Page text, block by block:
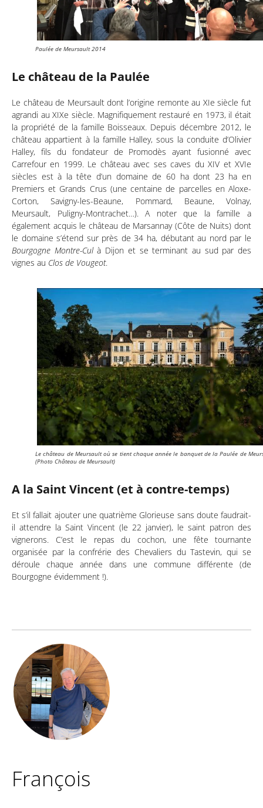
Paulée de Meursault 2014
Le château de la Paulée
Le château de Meursault dont l’origine remonte au XIe siècle fut
agrandi au XIXe siècle. Magnifiquement restauré en 1973, il était
la propriété de la famille Boisseaux. Depuis décembre 2012, le
château appartient à la famille Halley, sous la conduite d’Olivier
Halley, fils du fondateur de Promodès ayant fusionné avec
Carrefour en 1999. Le château avec ses caves du XIV et XVIe
siècles est à la tête d’un domaine de 60 ha dont 23 ha en
Premiers et Grands Crus (une centaine de parcelles en Aloxe-
Corton, Savigny-les-Beaune, Pommard, Beaune, Volnay,
Meursault, Puligny-Montrachet…). A noter que la famille a
également acquis le château de Marsannay (Côte de Nuits) dont
le domaine s’étend sur près de 34 ha, débutant au nord par le
Bourgogne Montre-Culà Dijon et se terminant au sud par des
vignes au Clos de Vougeot.
Le château de Meursault où se tient chaque année le banquet de la Paulée de
(Photo Château de Meursault)
A la Saint Vincent (et à contre-temps)
Et s’il fallait ajouter une quatrième Glorieuse sans doute faudrait-
il attendre la Saint Vincent (le 22 janvier), le saint patron des
vignerons. C’est le repas du cochon, une fête tournante
organisée par la confrérie des Chevaliers du Tastevin, qui se
déroule chaque année dans une commune différente (de
Bourgogne évidemment !).
François